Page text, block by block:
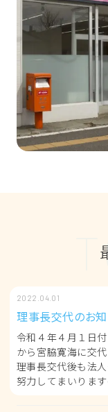
T
2022.04.01
理事長交代のお
令和４年４月１日
から宮脇寛海に交
理事長交代後も法
努力してまいりま